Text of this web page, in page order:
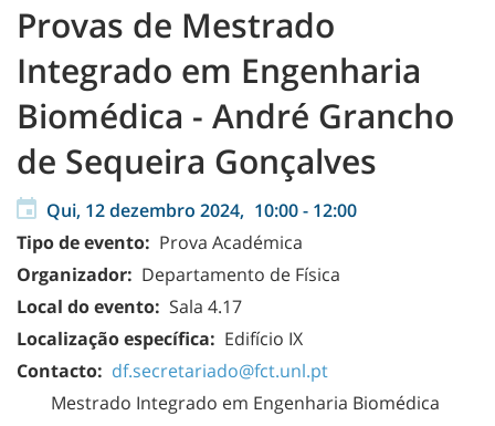
Provas de Mestrado
Integrado em Engenharia
Biomédica - André Grancho
de Sequeira Gonçalves
Qui, 12 dezembro 2024, 10:00- 12:00
Tipo de evento: Prova Académica
Organizador: Departamento de Física
Local do evento: Sala 4.17
Localização específica: Edifício IX
Contacto: df.secretariado@fct.unl.pt
Mestrado Integrado em Engenharia Biomédica